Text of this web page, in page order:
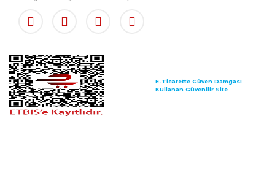
E-Ticarette Güven Damgası
Kullanan Güvenilir Site